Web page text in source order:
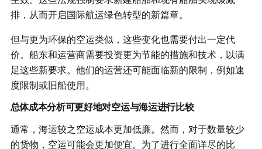
排，从而开启国际航运绿色转型的新篇章。
但与更为环保的空运类似，这些变化也需要付出一定代
价。船东和运营商需要投资更为节能的措施和技术，以满
足这些新要求。他们的运营还可能面临新的限制，例如速
度限制或旧船使用。
总体成本分析可更好地对空运与海运进行比较
通常，海运较之空运成本更加低廉。然而，对于数量较少
的货物，空运可能会更加便宜。为了进行全面详尽的比